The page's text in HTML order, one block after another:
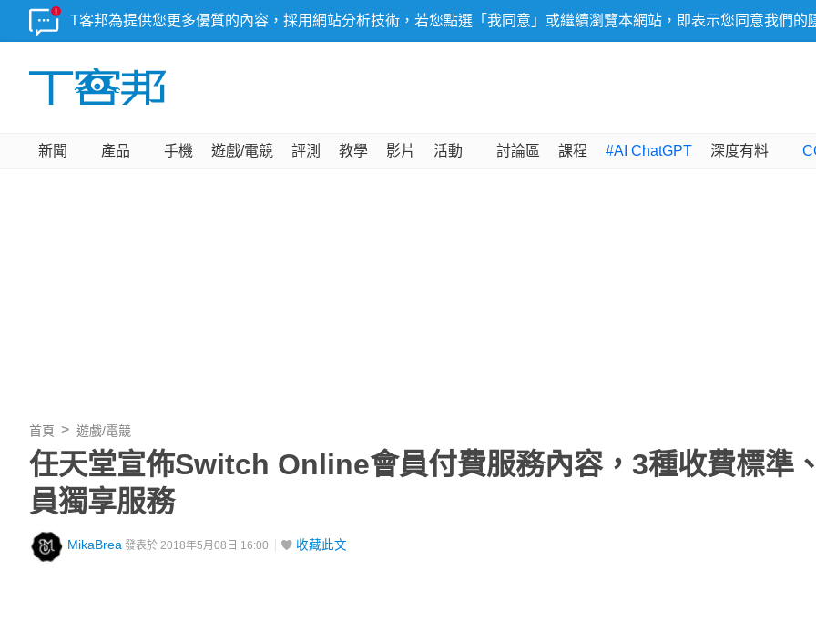
T客邦為提供您更多優質的內容，採用網站分析技術，若您點選「我同意」或繼續瀏覽本網站，即表示您同意我們的
新聞 產品 手機 遊戲/電競 評測 教學 影片 活動 討論區 課程 #AI ChatGPT 深度有料
首頁 遊戲/電競
任天堂宣佈Switch Online會員付費服務內容，3種收費標準
員獨享服務
MikaBrea 發表於 2018年5月08日 16:00 收藏此文